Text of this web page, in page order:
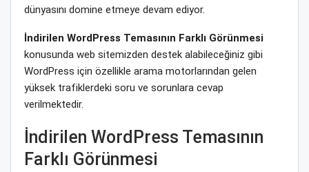
dünyasını domine etmeye devam ediyor.
İndirilen WordPress Temasının Farklı Görünmesi
konusunda web sitemizden destek alabileceğiniz gibi
WordPress için özellikle arama motorlarından gelen
yüksek trafiklerdeki soru ve sorunlara cevap
verilmektedir.
İndirilen WordPress Temasının
Farklı Görünmesi